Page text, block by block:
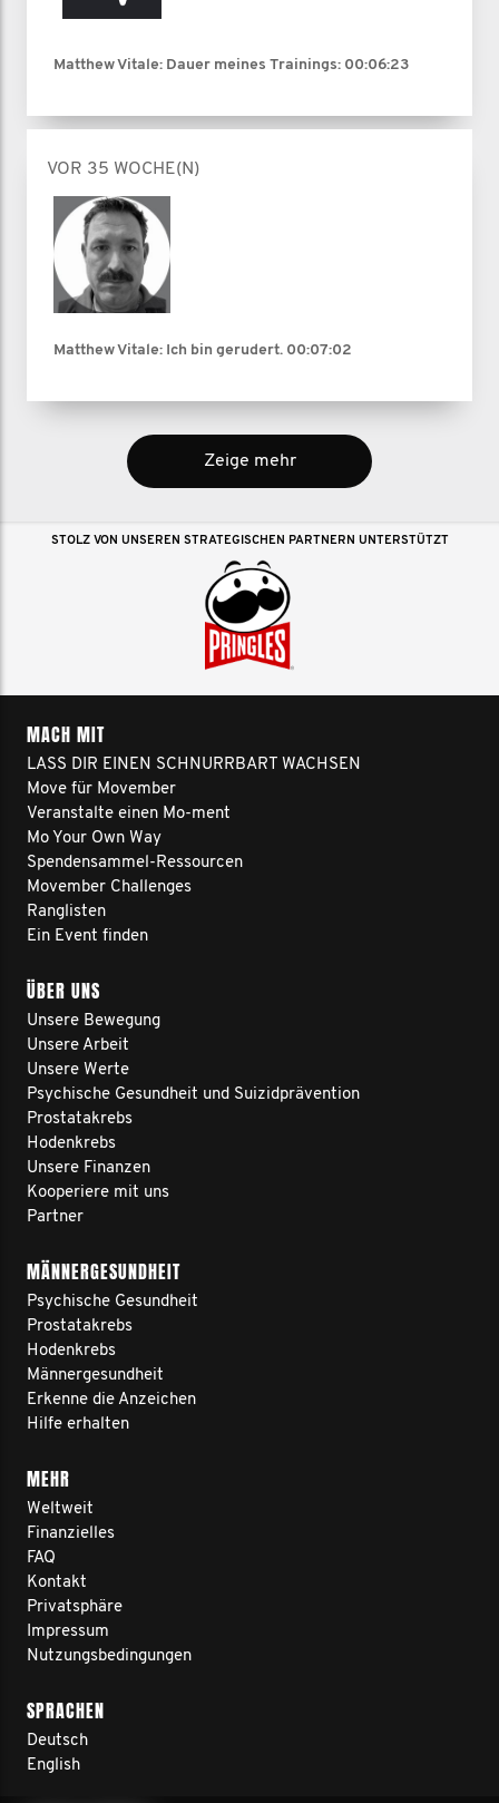
Matthew Vitale: Dauer meines Trainings: 00:06:23
VOR 35 WOCHE(N)
Matthew Vitale: Ich bin gerudert. 00:07:02
Zeige mehr
STOLZ VON UNSEREN STRATEGISCHEN PARTNERN UNTERSTÜTZT
MACH MIT
LASS DIR EINEN SCHNURRBART WACHSEN
Move für Movember
Veranstalte einen Mo-ment
Mo Your Own Way
Spendensammel-Ressourcen
Movember Challenges
Ranglisten
Ein Event finden
ÜBER UNS
Unsere Bewegung
Unsere Arbeit
Unsere Werte
Psychische Gesundheit und Suizidprävention
Prostatakrebs
Hodenkrebs
Unsere Finanzen
Kooperiere mit uns
Partner
MÄNNERGESUNDHEIT
Psychische Gesundheit
Prostatakrebs
Hodenkrebs
Männergesundheit
Erkenne die Anzeichen
Hilfe erhalten
MEHR
Weltweit
Finanzielles
FAQ
Kontakt
Privatsphäre
Impressum
Nutzungsbedingungen
SPRACHEN
Deutsch
English